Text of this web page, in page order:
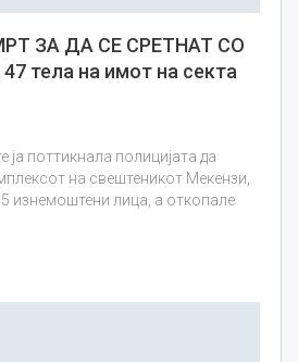
ЗА ДА СЕ СРЕТНАТ СО
тела на имот на секта
ја поттикнала полицијата да
на свештеникот Мекензи,
изнемоштени лица, а откопале